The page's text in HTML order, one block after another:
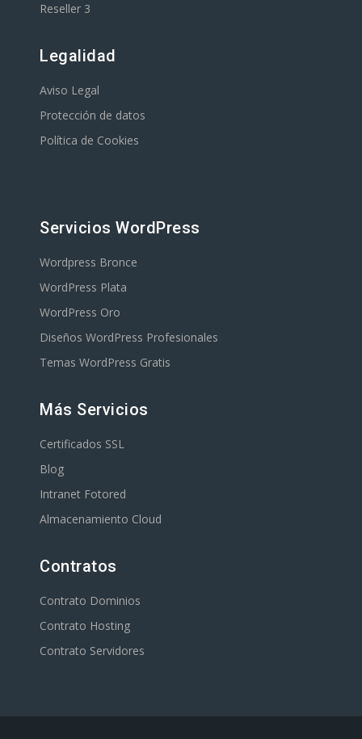
Reseller 3
Legalidad
Aviso Legal
Protección de datos
Política de Cookies
Servicios WordPress
Wordpress Bronce
WordPress Plata
WordPress Oro
Diseños WordPress Profesionales
Temas WordPress Gratis
Más Servicios
Certificados SSL
Blog
Intranet Fotored
Almacenamiento Cloud
Contratos
Contrato Dominios
Contrato Hosting
Contrato Servidores